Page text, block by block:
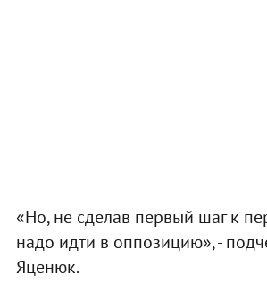
«Но, не сделав первый шаг к
надо идти в оппозицию», -
Яценюк.